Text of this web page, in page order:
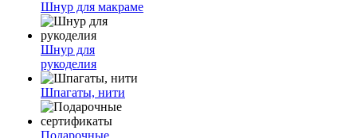
Шнур для макраме
Шнур для
рукоделия
Шпагаты, нити
Подарочные